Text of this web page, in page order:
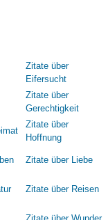
Zitate über
Eifersucht
Zitate über
Gerechtigkeit
Zitate über
Hoffnung
Zitate über Liebe
Zitate über Reisen